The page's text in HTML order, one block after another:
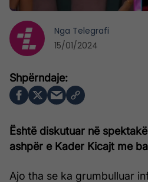
Është diskutuar në
ashpër e Kader Kicajt me
Ajo tha se ka grumbulluar
Nga Telegrafi
15/01/2024